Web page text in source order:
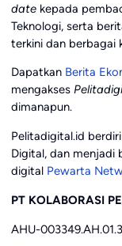
datekepada
Teknologi, serta
terkini dan berbagai
Dapatkan Berita
mengakses
dimanapun.
Pelitadigital.id
Digital, dan menjadi
digital Pewarta
PT KOLABORASI
AHU-